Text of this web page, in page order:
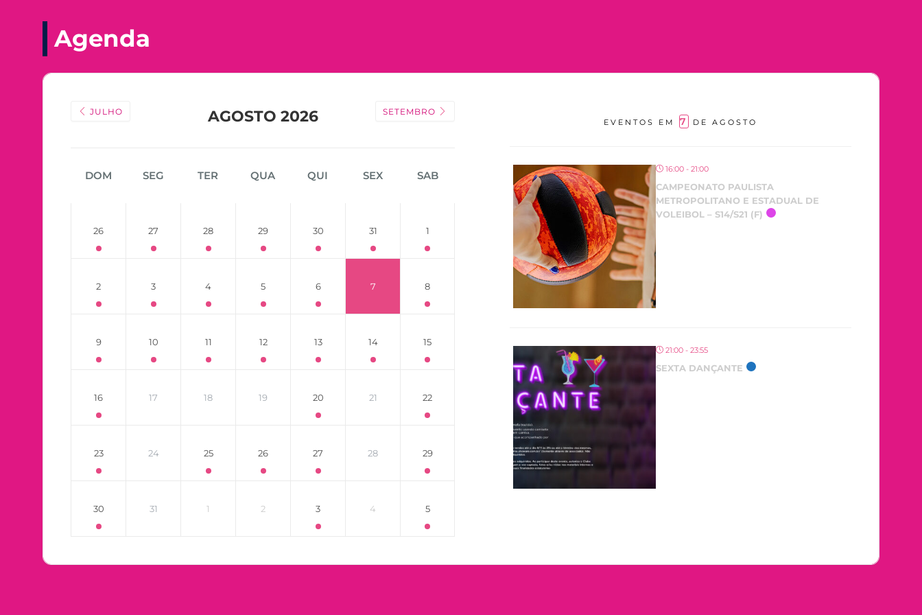
Agenda
JULHO AGOSTO 2026 SETEMBRO
DOM SEG TER QUA QUI SEX SAB
26 27 28 29 30 31 1
2 3 4 5 6 7 8
9 10 11 12 13 14 15
16 17 18 19 20 21 22
23 24 25 26 27 28 29
30 31 1 2 3 4 5
EVENTOS EM 7 DE AGOSTO
16:00 - 21:00
CAMPEONATO PAULISTA
METROPOLITANO E ESTADUAL DE
VOLEIBOL – S14/S21 (F)
21:00 - 23:55
SEXTA DANÇANTE